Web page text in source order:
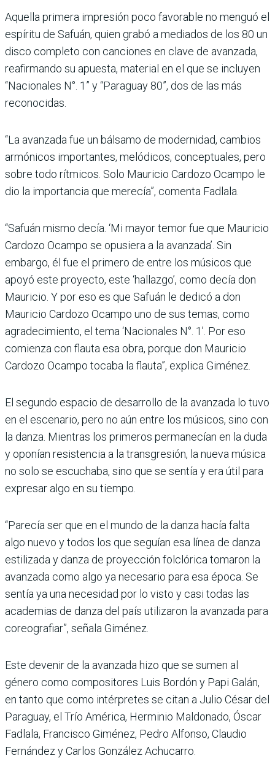
Aquella primera impresión poco favorable no menguó el
espíritu de Safuán, quien grabó a mediados de los 80 un
disco completo con canciones en clave de avanzada,
reafir­mando su apuesta, material en el que se incluyen
“Nacio­nales N°. 1” y “Paraguay 80”, dos de las más
reconocidas.
“La avanzada fue un bál­samo de modernidad, cam­bios
armónicos importan­tes, melódicos, conceptuales, pero
sobre todo rítmicos. Solo Mauricio Cardozo Ocampo le
dio la importancia que mere­cía”, comenta Fadlala.
“Safuán mismo decía. ‘Mi mayor temor fue que Mau­ricio
Cardozo Ocampo se opusiera a la avanzada’. Sin
embargo, él fue el primero de entre los músicos que
apoyó este proyecto, este ‘hallazgo’, como decía don
Mauricio. Y por eso es que Safuán le dedicó a don
Mauricio Cardozo Ocampo uno de sus temas, como
agradecimiento, el tema ‘Nacionales N°. 1’. Por eso
comienza con flauta esa obra, porque don Mauricio
Cardozo Ocampo tocaba la flauta”, explica Giménez.
El segundo espacio de desa­rrollo de la avanzada lo tuvo
en el escenario, pero no aún entre los músicos, sino con
la danza. Mientras los prime­ros permanecían en la duda
y oponían resistencia a la transgresión, la nueva música
no solo se escuchaba, sino que se sentía y era útil para
expre­sar algo en su tiempo.
“Parecía ser que en el mundo de la danza hacía falta
algo nuevo y todos los que seguían esa línea de danza
estilizada y danza de proyección fol­clórica tomaron la
avanzada como algo ya necesario para esa época. Se
sentía ya una necesidad por lo visto y casi todas las
academias de danza del país utilizaron la avan­zada para
coreo­grafiar”, señala Giménez.
Este devenir de la avanzada hizo que se sumen al
género como compositores Luis Bor­dón y Papi Galán,
en tanto que como intérpretes se citan a Julio César del
Paraguay, el Trío América, Herminio Maldonado, Óscar
Fadlala, Francisco Giménez, Pedro Alfonso, Claudio
Fernández y Carlos González Achucarro.